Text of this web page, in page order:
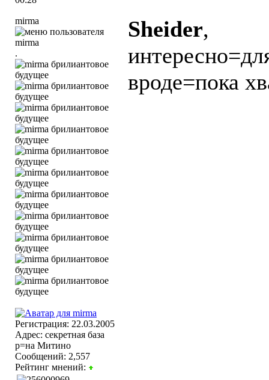
mirma
.
Регистрация: 22.03.2005
Адрес: секретная база
р=на Митино
Сообщений: 2,557
Рейтинг мнений:
Sheider,
вроде=пока